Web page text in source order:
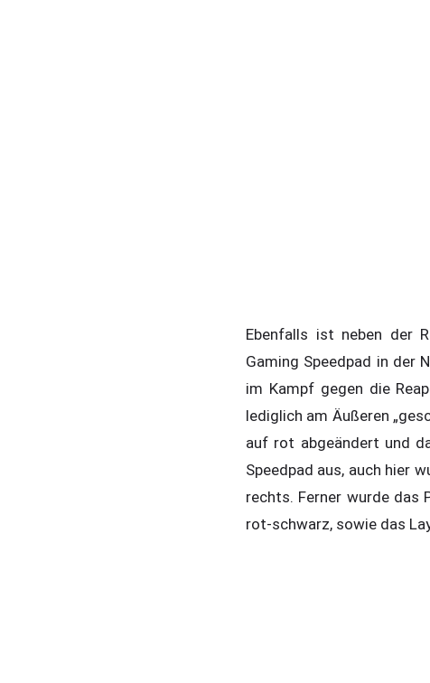
Ebenfalls ist neben der
Gaming Speedpad in der
im Kampf gegen die
lediglich am Äußeren
auf rot abgeändert und
Speedpad aus, auch hier
rechts. Ferner wurde das
rot-schwarz, sowie das